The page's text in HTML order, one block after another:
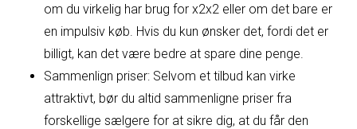
om du virkelig har brug for x2x2 eller om det bare er
en impulsiv køb. Hvis du kun ønsker det, fordi det er
billigt, kan det være bedre at spare dine penge.
Sammenlign priser: Selvom et tilbud kan virke
attraktivt, bør du altid sammenligne priser fra
forskellige sælgere for at sikre dig, at du får den